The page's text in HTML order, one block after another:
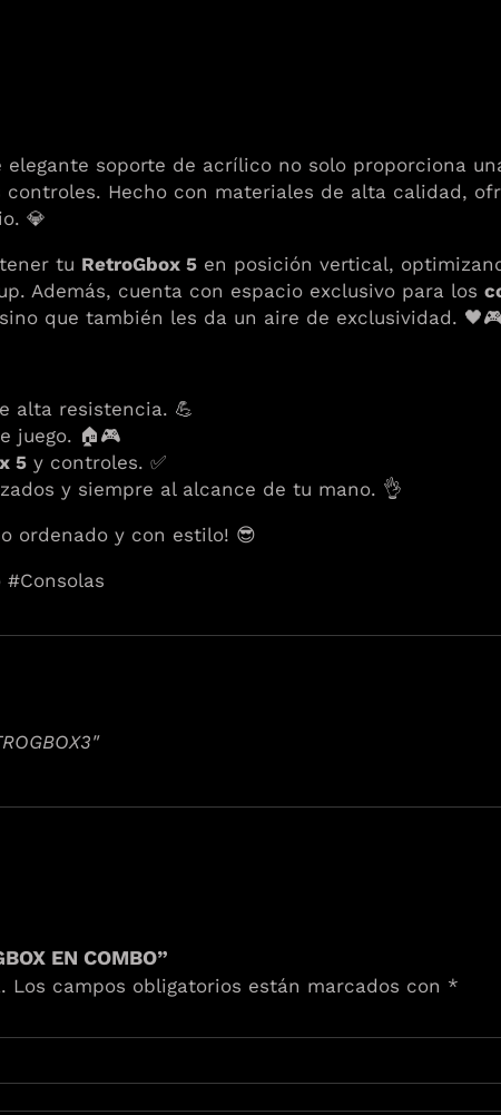
soporte de acrílico no solo proporciona
Hecho con materiales de alta calidad,
💎
tu RetroGbox 5 en posición vertical,
Además, cuenta con espacio exclusivo para los
que también les da un aire de exclusividad.
alta resistencia. 💪
juego. 🏠🎮
5 y controles. ✅
y siempre al alcance de tu mano. 👌
ordenado y con estilo! 😎
EN COMBO”
Los campos obligatorios están marcados con *